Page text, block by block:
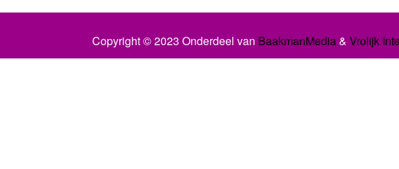
Copyright © 2023 Onderdeel van BaakmanMedia& Vrolijk